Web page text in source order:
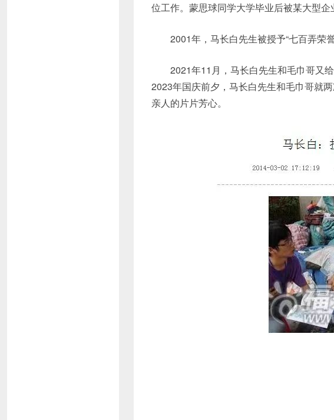
位工作。蒙思球同学大学毕业后被某大型
2001年，马长白先生被授予“七百弄荣誉
2021年11月，马长白先生和毛巾哥又给
2023年国庆前夕，马长白先生和毛巾哥就
亲人的片片芳心。